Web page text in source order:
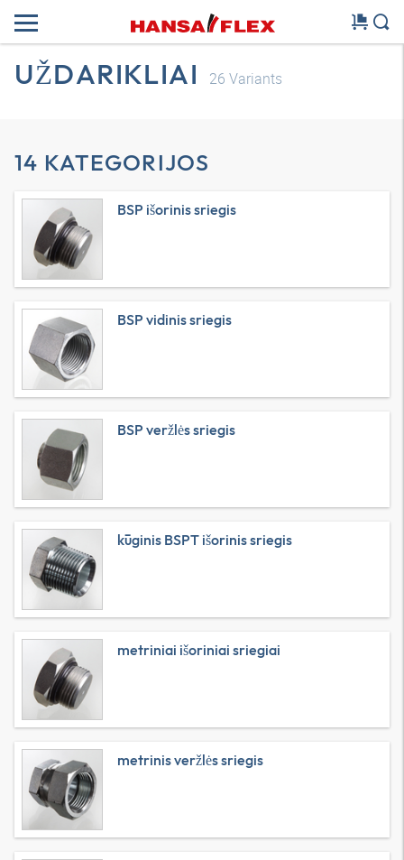
UŽDARIKLIAI 26 Variants
14 KATEGORIJOS
BSP išorinis sriegis
BSP vidinis sriegis
BSP veržlės sriegis
kūginis BSPT išorinis sriegis
metriniai išoriniai sriegiai
metrinis veržlės sriegis